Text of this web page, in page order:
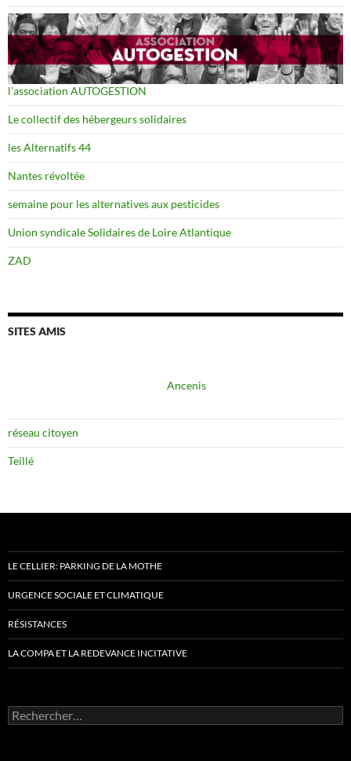
l'association AUTOGESTION
Le collectif des hébergeurs solidaires
les Alternatifs 44
Nantes révoltée
semaine pour les alternatives aux pesticides
Union syndicale Solidaires de Loire Atlantique
ZAD
SITES AMIS
Ancenis
réseau citoyen
Teillé
LE CELLIER: PARKING DE LA MOTHE
URGENCE SOCIALE ET CLIMATIQUE
RÉSISTANCES
LA COMPA ET LA REDEVANCE INCITATIVE
Rechercher :